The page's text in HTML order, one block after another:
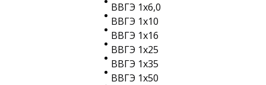
ВВГЭ 1х6,0
ВВГЭ 1х10
ВВГЭ 1х16
ВВГЭ 1х25
ВВГЭ 1х35
ВВГЭ 1х50